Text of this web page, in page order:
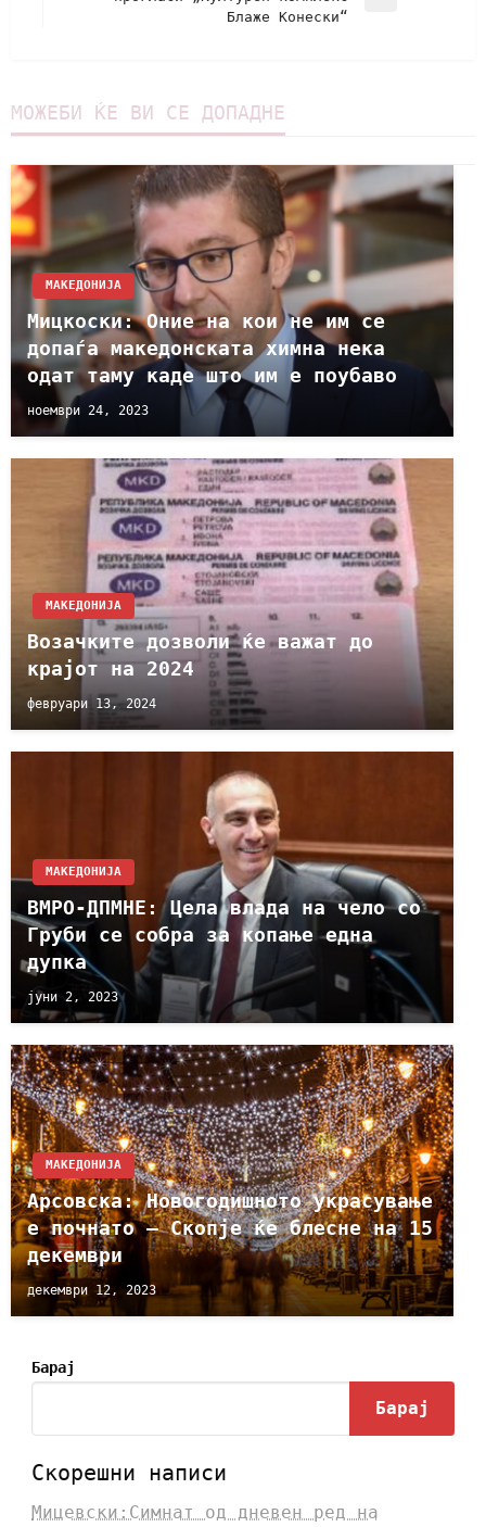
Блаже Конески“
МОЖЕБИ ЌЕ ВИ СЕ ДОПАДНЕ
МАКЕДОНИЈА
Мицкоски: Оние на кои не им се
допаѓа македонската химна нека
одат таму каде што им е поубаво
ноември 24, 2023
МАКЕДОНИЈА
Возачките дозволи ќе важат до
крајот на 2024
февруари 13, 2024
МАКЕДОНИЈА
ВМРО-ДПМНЕ: Цела влада на чело со
Груби се собра за копање една
дупка
јуни 2, 2023
МАКЕДОНИЈА
Арсовска: Новогодишното украсување
е почнато – Скопје ќе блесне на 15
декември
декември 12, 2023
Барај
Барај
Скорешни написи
Мицевски:Симнат од дневен ред на